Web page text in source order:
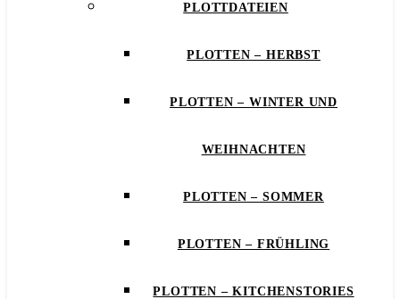
PLOTTDATEIEN
PLOTTEN – HERBST
PLOTTEN – WINTER UND
WEIHNACHTEN
PLOTTEN – SOMMER
PLOTTEN – FRÜHLING
PLOTTEN – KITCHENSTORIES